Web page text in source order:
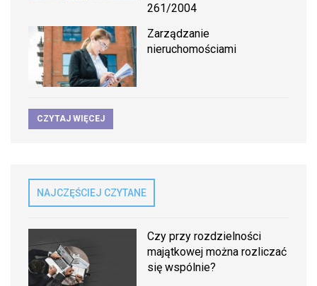
261/2004
Zarządzanie
nieruchomościami
CZYTAJ WIĘCEJ
NAJCZĘŚCIEJ CZYTANE
Czy przy rozdzielności
majątkowej można rozliczać
się wspólnie?